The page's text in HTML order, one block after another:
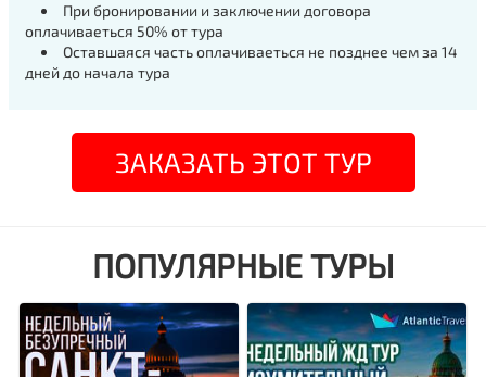
При бронировании и заключении договора
оплачиваеться 50% от тура
Оставшаяся часть оплачиваеться не позднее чем за 14
дней до начала тура
ЗАКАЗАТЬ ЭТОТ ТУР
ПОПУЛЯРНЫЕ ТУРЫ